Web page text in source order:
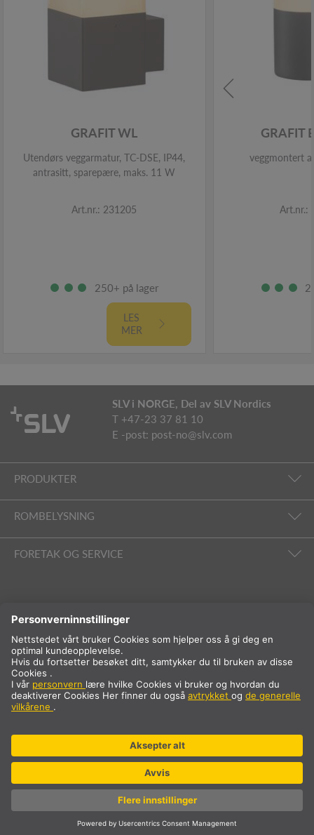
GRAFIT WL
Utendørs veggarmatur, TC-DSE, IP44,
antrasitt, sparepære, maks. 11 W
Art.nr.: 231205
250+ på lager
LES
MER
GRAFIT
veggmontert
Art.nr.:
SLV i NORGE, Del av SLV Nordics
T +47-23 37 81 10
E -post: post-no@slv.com
PRODUKTER
ROMBELYSNING
FORETAK OG SERVICE
Internasjonalt
Internasjonalt
* Prisen er eksklusive MVA og frakt, som legges til ved kjøp.
© SLV Germany 2026. All rights reserved